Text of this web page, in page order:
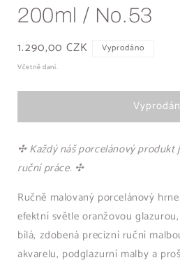
200ml / No.53
Běžná
cena
1.290,00 CZK Vyprodáno
Včetně daní.
✣ Každý náš porcelánový produkt
ruční práce. ✣
Ručně malovaný porcelánový
efektní světle oranžovou
bílá, zdobená precizní ruční
akvarelu, podglazurní malby a